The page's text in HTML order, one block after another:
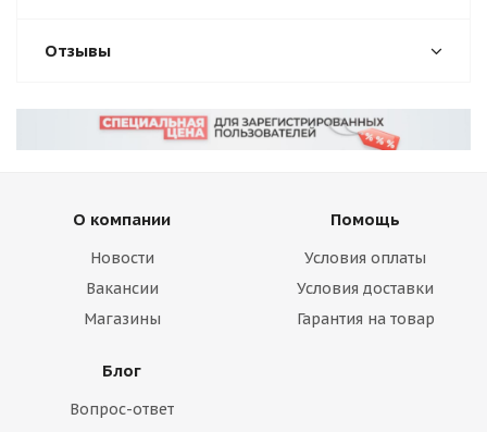
Отзывы
О компании
Новости
Вакансии
Магазины
Помощь
Условия оплаты
Условия доставки
Гарантия на товар
Блог
Вопрос-ответ